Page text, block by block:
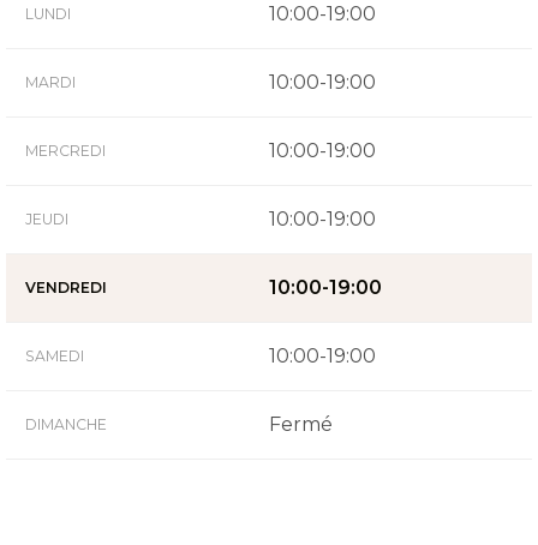
LUNDI 10:00-19:00
MARDI 10:00-19:00
MERCREDI 10:00-19:00
JEUDI 10:00-19:00
VENDREDI 10:00-19:00
SAMEDI 10:00-19:00
DIMANCHE Fermé